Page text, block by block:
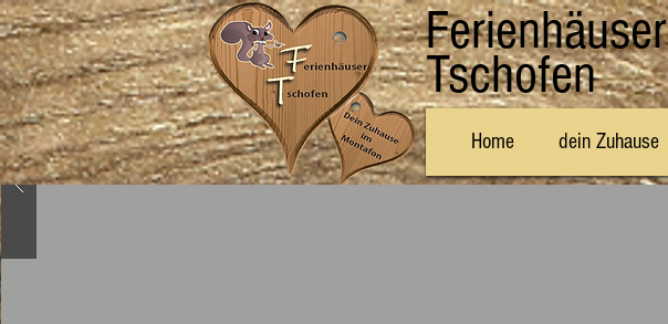
Ferienhäuser
Tschofen
Home dein Zuhause